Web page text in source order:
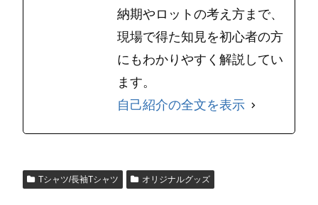
納期やロットの考え方まで、
現場で得た知見を初心者の方
にもわかりやすく解説してい
ます。
自己紹介の全文を表示
Tシャツ/長袖Tシャツ オリジナルグッズ